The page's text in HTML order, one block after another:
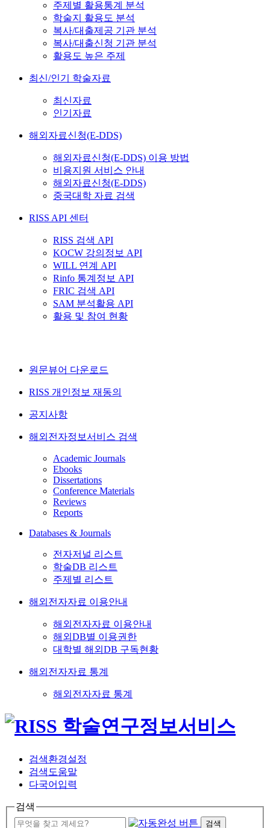
주제별 활용통계 분석
학술지 활용도 분석
복사/대출제공 기관 분석
복사/대출신청 기관 분석
활용도 높은 주제
최신/인기 학술자료
최신자료
인기자료
해외자료신청(E-DDS)
해외자료신청(E-DDS) 이용 방법
비용지원 서비스 안내
해외자료신청(E-DDS)
중국대학 자료 검색
RISS API 센터
RISS 검색 API
KOCW 강의정보 API
WILL 연계 API
Rinfo 통계정보 API
FRIC 검색 API
SAM 분석활용 API
활용 및 참여 현황
원문뷰어 다운로드
RISS 개인정보 재동의
공지사항
해외전자정보서비스 검색
Academic Journals
Ebooks
Dissertations
Conference Materials
Reviews
Reports
Databases & Journals
전자저널 리스트
학술DB 리스트
주제별 리스트
해외전자자료 이용안내
해외전자자료 이용안내
해외DB별 이용권한
대학별 해외DB 구독현황
해외전자자료 통계
해외전자자료 통계
검색환경설정
검색도움말
다국어입력
검색
검색